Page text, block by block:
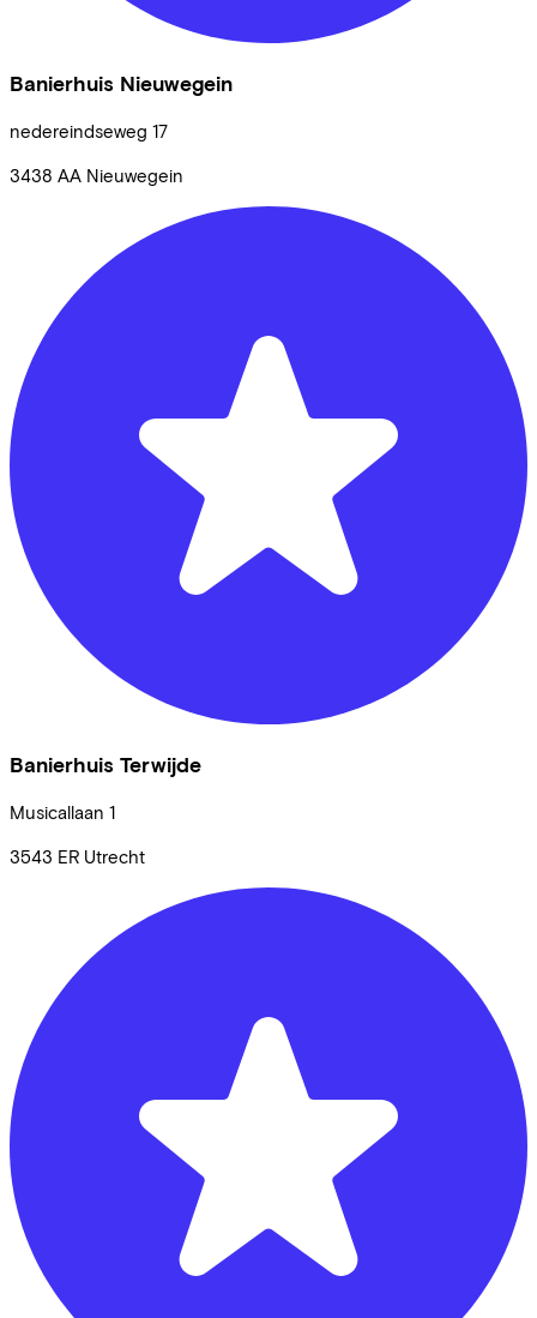
Banierhuis Nieuwegein
nedereindseweg 17
3438 AA Nieuwegein
Banierhuis Terwijde
Musicallaan 1
3543 ER Utrecht